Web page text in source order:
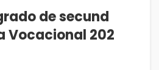
de secund
Vocacional 202